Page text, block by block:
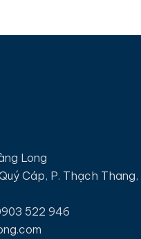
Long
Cáp, P. Thạch Thang,
522 946